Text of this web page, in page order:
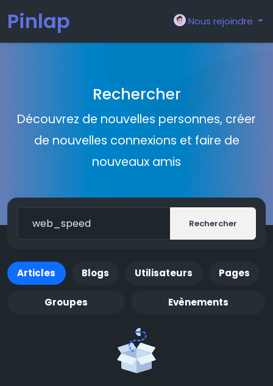
Pinlap Nous rejoindre
Rechercher
Découvrez de nouvelles personnes, créer
de nouvelles connexions et faire de
nouveaux amis
Rechercher
Articles Blogs Utilisateurs Pages
Groupes Evènements